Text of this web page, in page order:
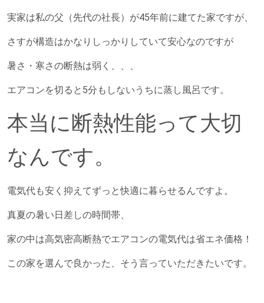
実家は私の父（先代の社長）が45年前に建てた家ですが、
さすが構造はかなりしっかりしていて安心なのですが
暑さ・寒さの断熱は弱く、、、
エアコンを切ると5分もしないうちに蒸し風呂です。
本当に断熱性能って大切
なんです。
電気代も安く抑えてずっと快適に暮らせるんですよ。
真夏の暑い日差しの時間帯、
家の中は高気密高断熱でエアコンの電気代は省エネ価格！
この家を選んで良かった、そう言っていただきたいです。